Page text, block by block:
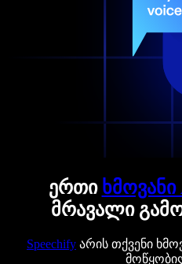
ერთი ხმოვანი
მრავალი
Speechify არის თქვენი